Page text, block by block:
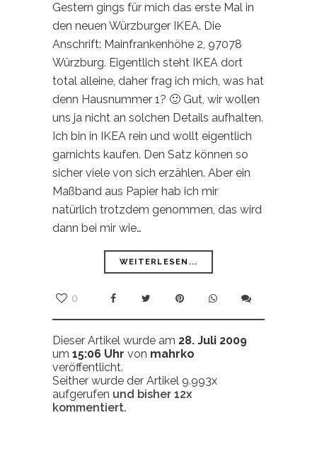
Gestern gings für mich das erste Mal in
den neuen Würzburger IKEA. Die
Anschrift: Mainfrankenhöhe 2, 97078
Würzburg. Eigentlich steht IKEA dort
total alleine, daher frag ich mich, was hat
denn Hausnummer 1? 🙂 Gut, wir wollen
uns ja nicht an solchen Details aufhalten.
Ich bin in IKEA rein und wollt eigentlich
garnichts kaufen. Den Satz können so
sicher viele von sich erzählen. Aber ein
Maßband aus Papier hab ich mir
natürlich trotzdem genommen, das wird
dann bei mir wie…
WEITERLESEN...
0
Dieser Artikel wurde am 28. Juli 2009
um 15:06 Uhr von mahrko
veröffentlicht.
Seither wurde der Artikel 9.993x
aufgerufen und bisher 12x
kommentiert.